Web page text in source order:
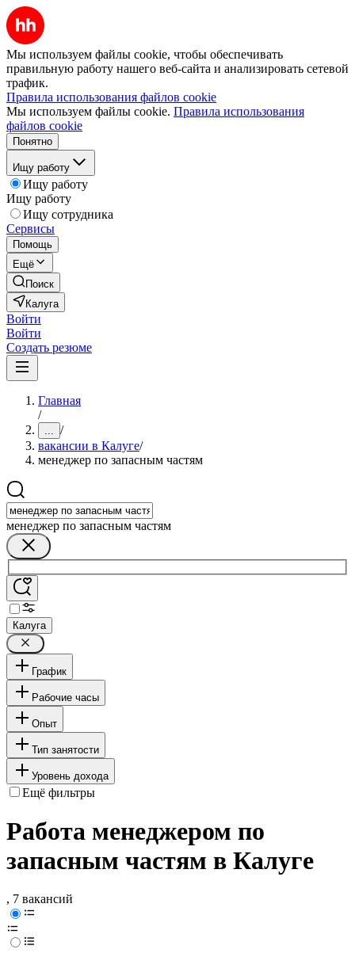
Мы используем файлы cookie, чтобы обеспечивать
правильную работу нашего веб-сайта и анализировать сетевой
трафик.
Правила использования файлов cookie
Мы используем файлы cookie. Правила использования
файлов cookie
Понятно
Ищу работу
Ищу работу
Ищу работу
Ищу сотрудника
Сервисы
Помощь
Ещё
Поиск
Калуга
Войти
Войти
Создать резюме
Главная
/
... /
вакансии в Калуге/
менеджер по запасным частям
менеджер по запасным частям
Калуга
График
Рабочие часы
Опыт
Тип занятости
Уровень дохода
Ещё фильтры
Работа менеджером по
запасным частям в Калуге
, 7 вакансий